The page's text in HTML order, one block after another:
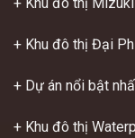
+ Khu đô thị
+ Khu đô thị Đại
+ Dự án nổi bật
+ Khu đô thị